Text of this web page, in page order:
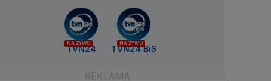
NA ŻYWO
TVN24
NA ŻYWO
TVN24 BiS